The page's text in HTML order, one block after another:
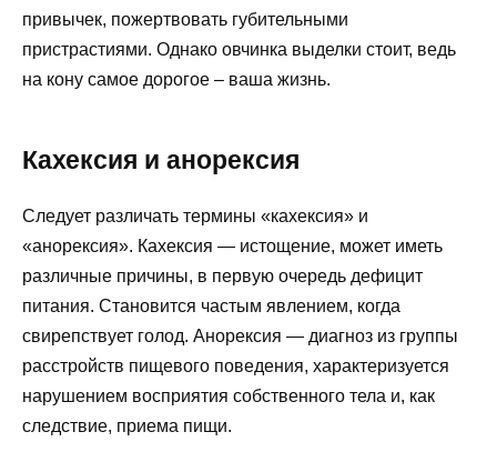
привычек, пожертвовать губительными
пристрастиями. Однако овчинка выделки стоит, ведь
на кону самое дорогое – ваша жизнь.
Кахексия и анорексия
Следует различать термины «кахексия» и
«анорексия». Кахексия — истощение, может иметь
различные причины, в первую очередь дефицит
питания. Становится частым явлением, когда
свирепствует голод. Анорексия — диагноз из группы
расстройств пищевого поведения, характеризуется
нарушением восприятия собственного тела и, как
следствие, приема пищи.